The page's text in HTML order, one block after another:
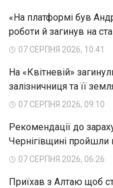
«На платформі був
роботи й загинув на
07 СЕРПНЯ 2026, 10:41
На «Квітневій»
залізничниця та її
07 СЕРПНЯ 2026, 09:10
Рекомендації до
Чернігівщині
07 СЕРПНЯ 2026, 06:26
Приїхав з Алтаю щоб